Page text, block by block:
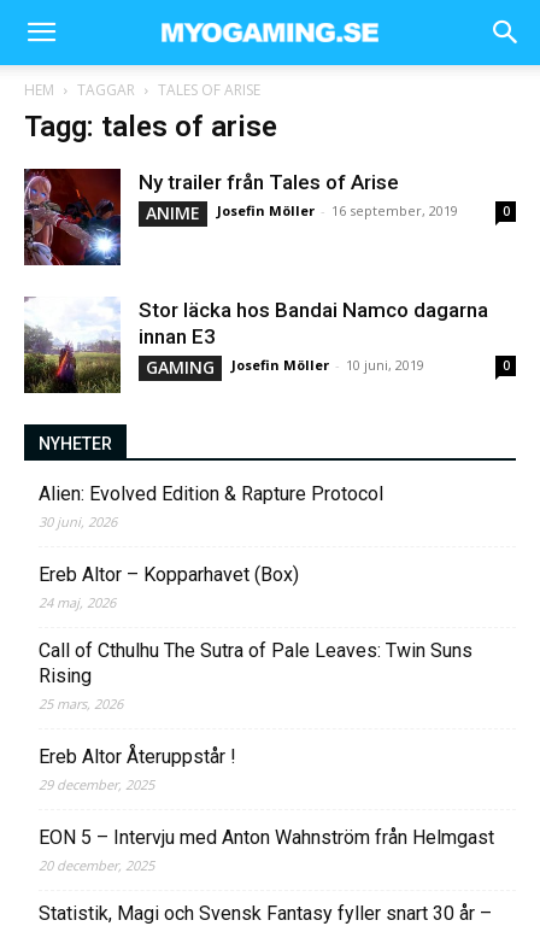
HEM TAGGAR TALES OF ARISE
Tagg: tales of arise
Ny trailer från Tales of Arise
ANIME Josefin Möller - 16 september, 2019 0
Stor läcka hos Bandai Namco dagarna
innan E3
GAMING Josefin Möller - 10 juni, 2019 0
NYHETER
Alien: Evolved Edition & Rapture Protocol
30 juni, 2026
Ereb Altor – Kopparhavet (Box)
24 maj, 2026
Call of Cthulhu The Sutra of Pale Leaves: Twin Suns
Rising
25 mars, 2026
Ereb Altor Återuppstår !
29 december, 2025
EON 5 – Intervju med Anton Wahnström från Helmgast
20 december, 2025
Statistik, Magi och Svensk Fantasy fyller snart 30 år –